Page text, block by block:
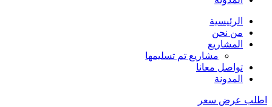
الرئيسية
من نحن
المشاريع
مشاريع تم تسليمها
تواصل معانا
المدونة
اطلب عرض سعر